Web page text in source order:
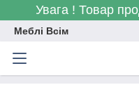
Увага ! Товар
Меблі Всім